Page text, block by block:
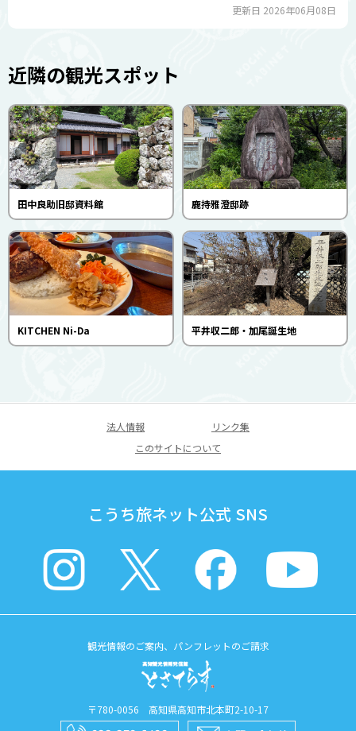
更新日 2026年06月08日
近隣の観光スポット
田中良助旧邸資料館 鹿持雅澄邸跡
KITCHEN Ni-Da 平井収二郎・加尾誕生地
法人情報
リンク集
このサイトについて
こうち旅ネット公式 SNS
観光情報のご案内、パンフレットのご請求
〒780-0056 高知県高知市北本町2-10-17